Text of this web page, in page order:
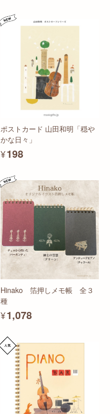
ポストカード 山田和明「穏や
かな日々」
¥198
Hinako 箔押しメモ帳 全３
種
¥1,078